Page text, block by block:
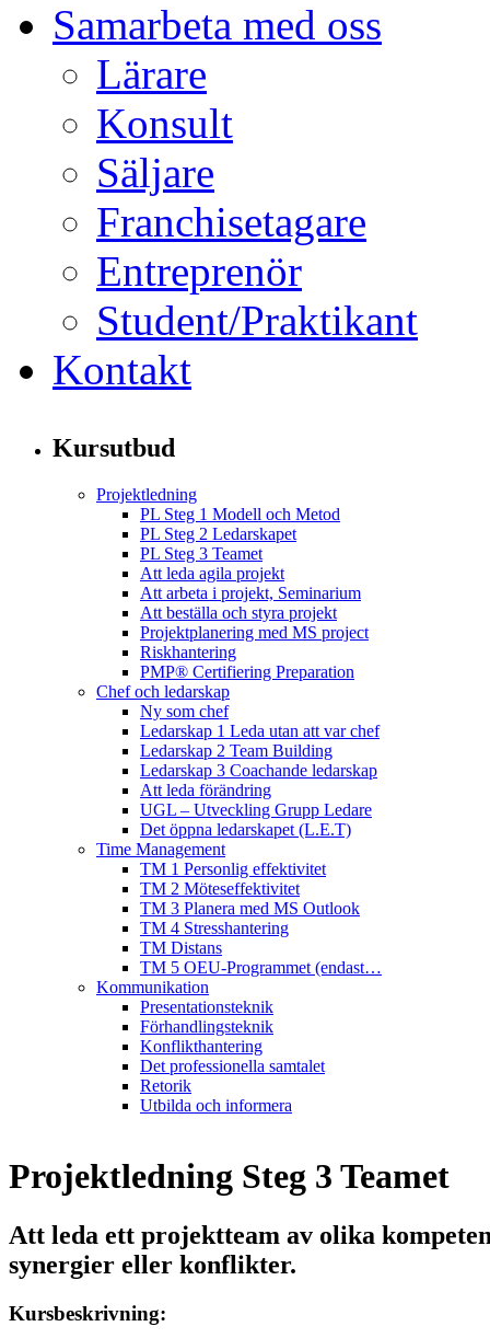
Samarbeta med oss
Lärare
Konsult
Säljare
Franchisetagare
Entreprenör
Student/Praktikant
Kontakt
Kursutbud
Projektledning
PL Steg 1 Modell och Metod
PL Steg 2 Ledarskapet
PL Steg 3 Teamet
Att leda agila projekt
Att arbeta i projekt, Seminarium
Att beställa och styra projekt
Projektplanering med MS project
Riskhantering
PMP® Certifiering Preparation
Chef och ledarskap
Ny som chef
Ledarskap 1 Leda utan att var chef
Ledarskap 2 Team Building
Ledarskap 3 Coachande ledarskap
Att leda förändring
UGL – Utveckling Grupp Ledare
Det öppna ledarskapet (L.E.T)
Time Management
TM 1 Personlig effektivitet
TM 2 Möteseffektivitet
TM 3 Planera med MS Outlook
TM 4 Stresshantering
TM Distans
TM 5 OEU-Programmet (endast…
Kommunikation
Presentationsteknik
Förhandlingsteknik
Konflikthantering
Det professionella samtalet
Retorik
Utbilda och informera
Projektledning Steg 3 Teamet
Att leda ett projektteam av olika
synergier eller konflikter.
Kursbeskrivning: